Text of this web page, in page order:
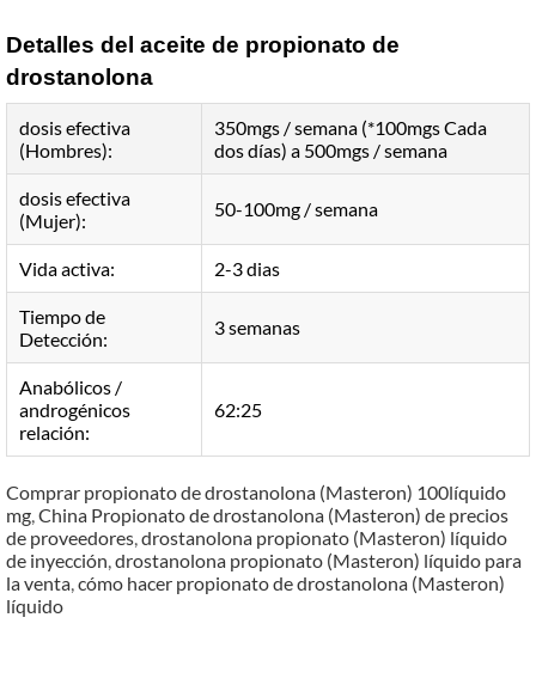
Detalles del aceite de propionato de
drostanolona
dosis efectiva
(Hombres):
350mgs / semana (*100mgs Cada
dos días) a 500mgs / semana
dosis efectiva
(Mujer):
50-100mg / semana
Vida activa: 2-3 dias
Tiempo de
Detección:
3 semanas
Anabólicos /
androgénicos
relación:
62:25
Comprar propionato de drostanolona (Masteron) 100líquido
mg,China Propionato de drostanolona (Masteron) de precios
de proveedores,drostanolona propionato (Masteron) líquido
de inyección,drostanolona propionato (Masteron) líquido para
la venta,cómo hacer propionato de drostanolona (Masteron)
líquido